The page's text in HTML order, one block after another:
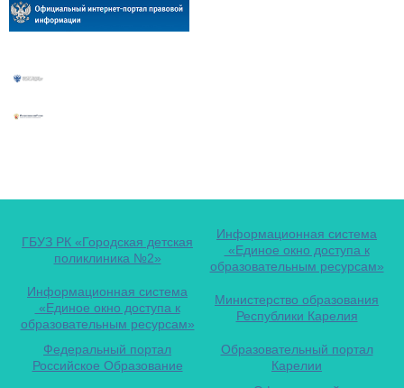
ГБУЗ РК «Городская детская
поликлиника №2»
Информационная система
«Единое окно доступа к
образовательным ресурсам»
Информационная система
«Единое окно доступа к
образовательным ресурсам»
Министерство образования
Республики Карелия
Федеральный портал
Российское Образование
Образовательный портал
Карелии